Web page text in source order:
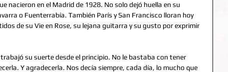
nacieron en el Madrid de 1928. No solo dejó huella en su
o Fuenterrabía. También París y San Francisco lloran hoy
de su Vie en Rose, su lejana guitarra y su gusto por exprimir
su suerte desde el principio. No le bastaba con tener
Y agradecerla. Nos decía siempre, cada día, lo mucho que